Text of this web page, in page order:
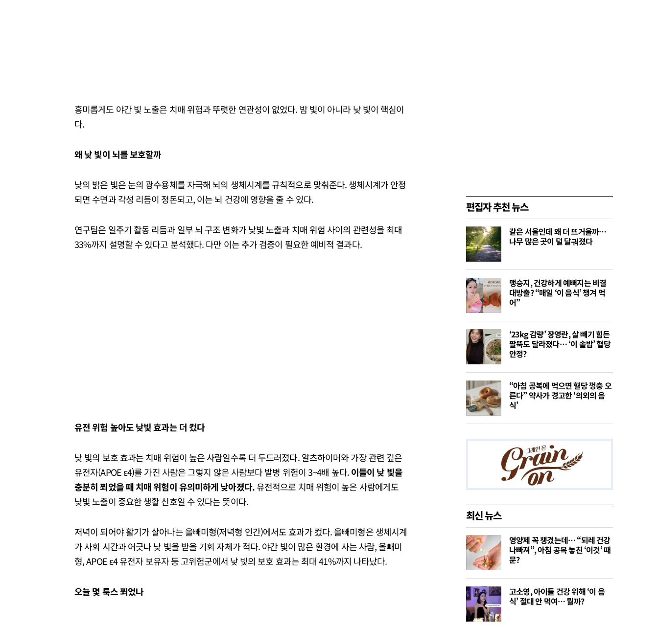
흥미롭게도 야간 빛 노출은 치매 위험과 뚜렷한 연관성이 없었다. 밤 빛이 아니라 낮 빛이 핵심이
다.
왜 낮 빛이 뇌를 보호할까
낮의 밝은 빛은 눈의 광수용체를 자극해 뇌의 생체시계를 규칙적으로 맞춰준다. 생체시계가 안정
되면 수면과 각성 리듬이 정돈되고, 이는 뇌 건강에 영향을 줄 수 있다.
연구팀은 일주기 활동 리듬과 일부 뇌 구조 변화가 낮빛 노출과 치매 위험 사이의 관련성을 최대
33%까지 설명할 수 있다고 분석했다. 다만 이는 추가 검증이 필요한 예비적 결과다.
유전 위험 높아도 낮빛 효과는 더 컸다
낮 빛의 보호 효과는 치매 위험이 높은 사람일수록 더 두드러졌다. 알츠하이머와 가장 관련 깊은
유전자(APOE ε4)를 가진 사람은 그렇지 않은 사람보다 발병 위험이 3~4배 높다.이들이 낮 빛을
충분히 쬐었을 때 치매 위험이 유의미하게 낮아졌다.유전적으로 치매 위험이 높은 사람에게도
낮빛 노출이 중요한 생활 신호일 수 있다는 뜻이다.
저녁이 되어야 활기가 살아나는 올빼미형(저녁형 인간)에서도 효과가 컸다. 올빼미형은 생체시계
가 사회 시간과 어긋나 낮 빛을 받을 기회 자체가 적다. 야간 빛이 많은 환경에 사는 사람, 올빼미
형, APOE ε4 유전자 보유자 등 고위험군에서 낮 빛의 보호 효과는 최대 41%까지 나타났다.
오늘 몇 룩스 쬐었나
편집자 추천 뉴스
같은 서울인데 왜 더 뜨거울까…
나무 많은 곳이 덜 달궈졌다
맹승지, 건강하게 예뻐지는 비결
대방출? “매일 ‘이 음식’ 챙겨 먹
어”
‘23kg 감량’ 장영란, 살 빼기 힘든
팔뚝도 달라졌다… ‘이 솥밥’ 혈당
안정?
“아침 공복에 먹으면 혈당 껑충 오
른다” 약사가 경고한 ‘의외의 음
식’
최신 뉴스
영양제 꼭 챙겼는데… “되레 건강
나빠져”, 아침 공복 놓친 ‘이것’ 때
문?
고소영, 아이들 건강 위해 ‘이 음
식’ 절대 안 먹여… 뭘까?